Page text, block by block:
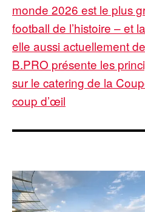
monde 2026 est le plus
football de l’histoire – et
elle aussi actuellement
B.PRO présente les
sur le catering de la
coup d’œil